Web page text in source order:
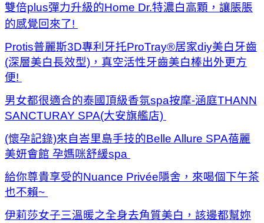
雙倍plus彈力升級的Home Dr.特濃白高顆，讓脹脹
的感覺回來了!
Protis普麗斯3D專利牙托ProTray®居家diy美白牙齒
(深層美白長效型)，真空活性牙齒美白棒出外更方
便!
男女都很適合的泰國頂級香氛spa按摩-涵庭THANN
SANCTURAY SPA(大安旗艦店)
(懷孕記錄)來自峇里島手技的Belle Allure SPA蓓麗
美妍會館 孕媽咪舒緩spa
給你尊貴享受的Nuance Privée隱舍，來喝個下午茶
也不賴~
伊莉莎女子三溫暖之全身去角質美白，該邊都幫妳